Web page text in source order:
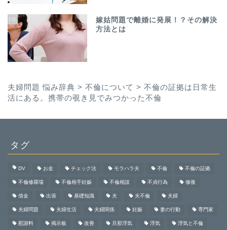
10
嫁姑問題で離婚に発展！？その解決
方法とは
夫婦問題 悩み辞典 > 不倫について > 不倫の証拠は日常生
活にある。携帯の覗き見でみつかった不倫
タグ
DV お金 チェック法 モラハラ夫 不倫 不倫の証拠
不倫修羅場 不倫相手妊娠 不倫相談 不貞行為 修復
借金 出張 基礎知識 夫 夫不倫 夫婦
夫婦問題 夫婦生活 夫婦関係 妊娠 妻の行動 専門家
慰謝料 掲示板 改善 旦那浮気 浮気 浮気と不倫